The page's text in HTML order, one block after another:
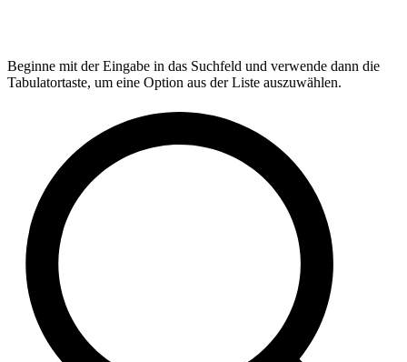
Beginne mit der Eingabe in das Suchfeld und verwende dann die
Tabulatortaste, um eine Option aus der Liste auszuwählen.